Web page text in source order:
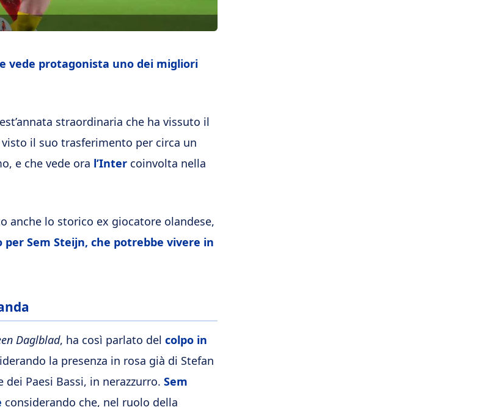
vede protagonista uno dei migliori
straordinaria che ha vissuto il
il suo trasferimento per circa un
e che vede ora l’Inter coinvolta nella
anche lo storico ex giocatore olandese,
per Sem Steijn, che potrebbe vivere in
Daglblad, ha così parlato del colpo in
la presenza in rosa già di Stefan
Paesi Bassi, in nerazzurro. Sem
considerando che, nel ruolo della